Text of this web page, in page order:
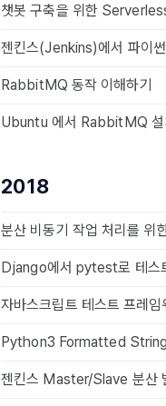
챗봇 구축을 위한
젠킨스(Jenkins)에서 파이
RabbitMQ 동작 이해하기
Ubuntu 에서 RabbitMQ 설
2018
분산 비동기 작업 처리를 위
Django에서 pytest로 테스
자바스크립트 테스트 프레임
Python3 Formatted
젠킨스 Master/Slave 분산